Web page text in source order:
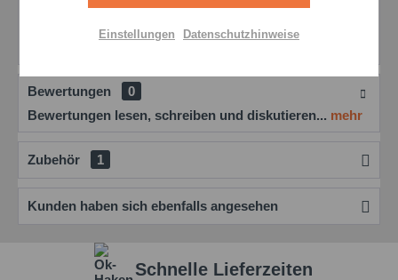
Beschreibung
UNIL Bremsenreiniger – Gründliche Reinigung für
Bewertungen
0
Bewertungen lesen, schreiben und diskutieren... mehr
Zubehör 1
Kunden haben sich ebenfalls angesehen
Schnelle Lieferzeiten
Personalisierung Aktiv
Einstellungen speichern
Einstellungen Datenschutzhinweise